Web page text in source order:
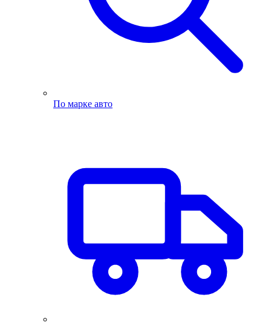
По марке авто